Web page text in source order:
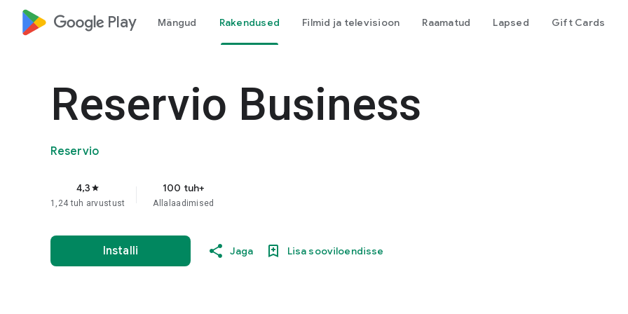
google_logo Play Mängud Rakendused Filmid ja televisioon Raamatud Lapsed Gift Cards
Reservio Business
Reservio
4,3 star
1,24 tuh arvustust
100 tuh+
Allalaadimised
Installi Jaga Lisa sooviloendisse